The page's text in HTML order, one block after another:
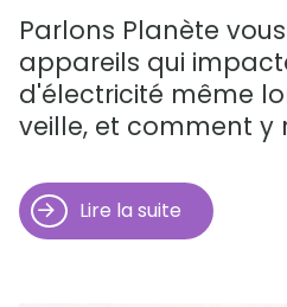
Parlons Planète
appareils qui
d'électricité même
veille, et comment y
Lire la suite